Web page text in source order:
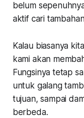
belum
aktif cari
Kalau biasanya
kami akan
Fungsinya tetap
untuk galang
tujuan, sampai
berbeda.